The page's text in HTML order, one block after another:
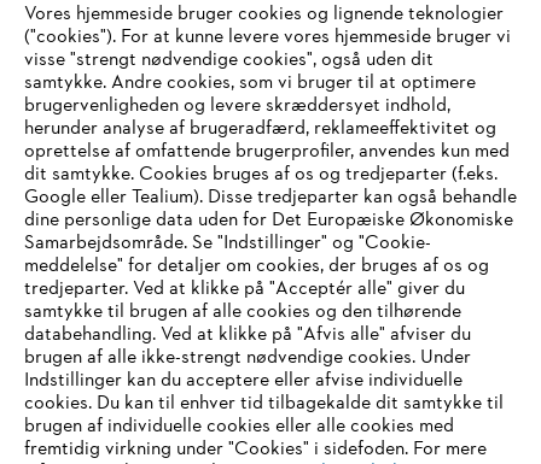
Kontakt os
Information til leverandører
Produkter
Kontakt
Karriere
Whistleblower-system
Vores hjemmeside bruger cookies og lignende teknologier
("cookies"). For at kunne levere vores hjemmeside bruger vi
visse "strengt nødvendige cookies", også uden dit
samtykke. Andre cookies, som vi bruger til at optimere
brugervenligheden og levere skræddersyet indhold,
herunder analyse af brugeradfærd, reklameeffektivitet og
oprettelse af omfattende brugerprofiler, anvendes kun med
dit samtykke. Cookies bruges af os og tredjeparter (f.eks.
Google eller Tealium). Disse tredjeparter kan også behandle
dine personlige data uden for Det Europæiske Økonomiske
Samarbejdsområde. Se "Indstillinger" og "Cookie-
meddelelse" for detaljer om cookies, der bruges af os og
tredjeparter. Ved at klikke på "Acceptér alle" giver du
samtykke til brugen af alle cookies og den tilhørende
databehandling. Ved at klikke på "Afvis alle" afviser du
brugen af alle ikke-strengt nødvendige cookies. Under
Indstillinger kan du acceptere eller afvise individuelle
cookies. Du kan til enhver tid tilbagekalde dit samtykke til
brugen af individuelle cookies eller alle cookies med
fremtidig virkning under "Cookies" i sidefoden. For mere